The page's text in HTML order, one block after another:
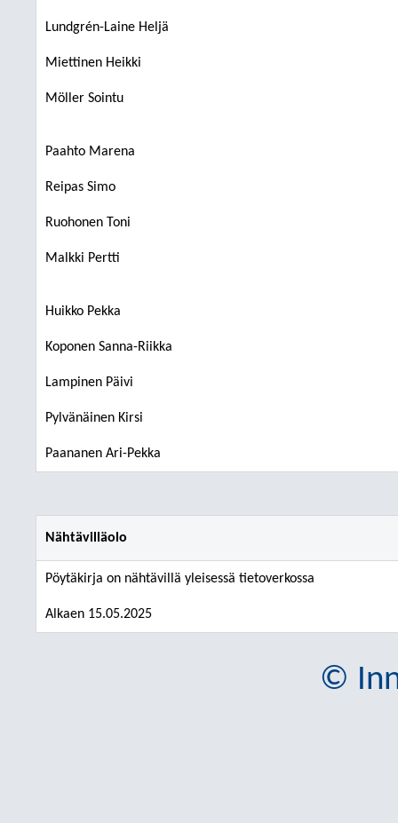
Lundgrén-Laine Heljä
Miettinen Heikki
Möller Sointu
Paahto Marena
Reipas Simo
Ruohonen Toni
Malkki Pertti
Huikko Pekka
Koponen Sanna-Riikka
Lampinen Päivi
Pylvänäinen Kirsi
Paananen Ari-Pekka
Nähtävilläolo
Pöytäkirja on nähtävillä yleisessä tietoverkossa
Alkaen 15.05.2025
©